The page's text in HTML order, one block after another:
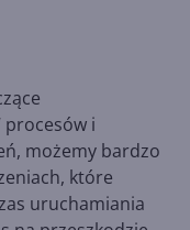
procesów i
możemy bardzo
które
uruchamiania